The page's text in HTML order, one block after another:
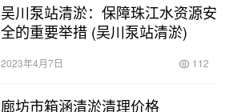
吴川泵站清淤：保障珠江水资源安
全的重要举措 (吴川泵站清淤)
2023年4月7日 112
廊坊市箱涵清淤清理价格